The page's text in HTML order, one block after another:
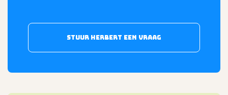
Stuur Herbert een vraag